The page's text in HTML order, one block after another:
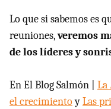
Lo que si sabemos es
reuniones,veremos
de los líderes y
En El Blog Salmón | La
el crecimientoyLas